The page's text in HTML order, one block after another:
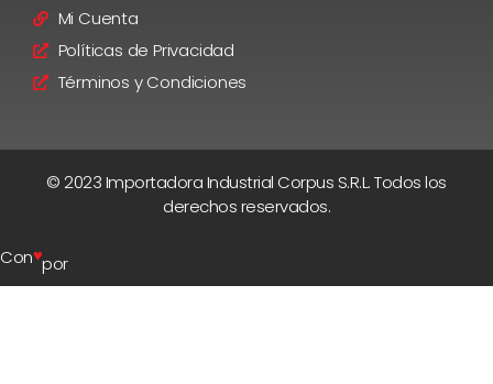
Mi Cuenta
Políticas de Privacidad
Términos y Condiciones
© 2023 Importadora Industrial Corpus S.R.L. Todos los
derechos reservados.
Con♥por